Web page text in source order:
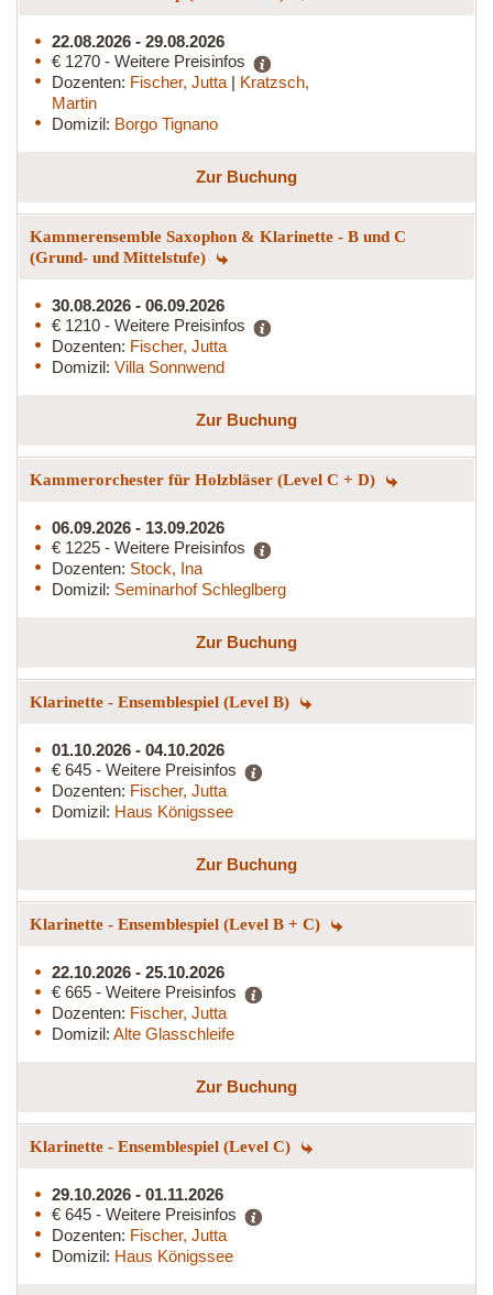
22.08.2026 - 29.08.2026
€ 1270 - Weitere Preisinfos
Dozenten: Fischer, Jutta | Kratzsch,
Martin
Domizil: Borgo Tignano
Zur Buchung
Kammerensemble Saxophon & Klarinette - B und C
(Grund- und Mittelstufe)
30.08.2026 - 06.09.2026
€ 1210 - Weitere Preisinfos
Dozenten: Fischer, Jutta
Domizil: Villa Sonnwend
Zur Buchung
Kammerorchester für Holzbläser (Level C + D)
06.09.2026 - 13.09.2026
€ 1225 - Weitere Preisinfos
Dozenten: Stock, Ina
Domizil: Seminarhof Schleglberg
Zur Buchung
Klarinette - Ensemblespiel (Level B)
01.10.2026 - 04.10.2026
€ 645 - Weitere Preisinfos
Dozenten: Fischer, Jutta
Domizil: Haus Königssee
Zur Buchung
Klarinette - Ensemblespiel (Level B + C)
22.10.2026 - 25.10.2026
€ 665 - Weitere Preisinfos
Dozenten: Fischer, Jutta
Domizil: Alte Glasschleife
Zur Buchung
Klarinette - Ensemblespiel (Level C)
29.10.2026 - 01.11.2026
€ 645 - Weitere Preisinfos
Dozenten: Fischer, Jutta
Domizil: Haus Königssee